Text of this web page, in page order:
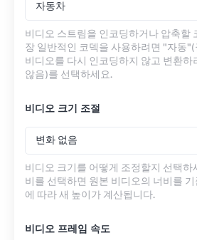
자동차
비디오 스트림을 인코딩하거나 압축할
장 일반적인 코덱을 사용하려면 "자동
비디오를 다시 인코딩하지 않고 변환하
않음)를 선택하세요.
비디오 크기 조절
변화 없음
비디오 크기를 어떻게 조정할지 선택하
비를 선택하면 원본 비디오의 너비를 기
에 따라 새 높이가 계산됩니다.
비디오 프레임 속도